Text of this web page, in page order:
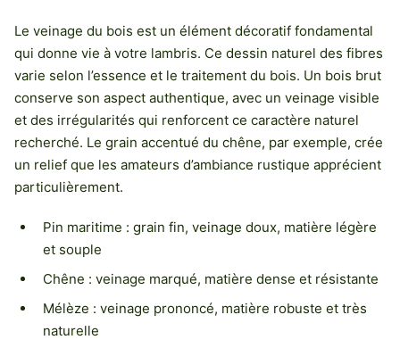
Le veinage du bois est un élément décoratif fondamental
qui donne vie à votre lambris. Ce dessin naturel des fibres
varie selon l’essence et le traitement du bois. Un bois brut
conserve son aspect authentique, avec un veinage visible
et des irrégularités qui renforcent ce caractère naturel
recherché. Le grain accentué du chêne, par exemple, crée
un relief que les amateurs d’ambiance rustique apprécient
particulièrement.
Pin maritime : grain fin, veinage doux, matière légère
et souple
Chêne : veinage marqué, matière dense et résistante
Mélèze : veinage prononcé, matière robuste et très
naturelle